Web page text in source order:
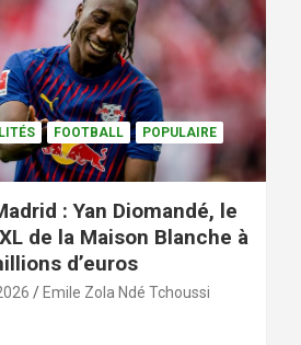
FOOTBALL
POPULAIRE
: Yan Diomandé, le
de la Maison Blanche à
d’euros
Emile Zola Ndé Tchoussi